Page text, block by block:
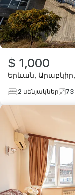
$ 1,000
Երևան Արաբկիր
2 սենյակներ 73